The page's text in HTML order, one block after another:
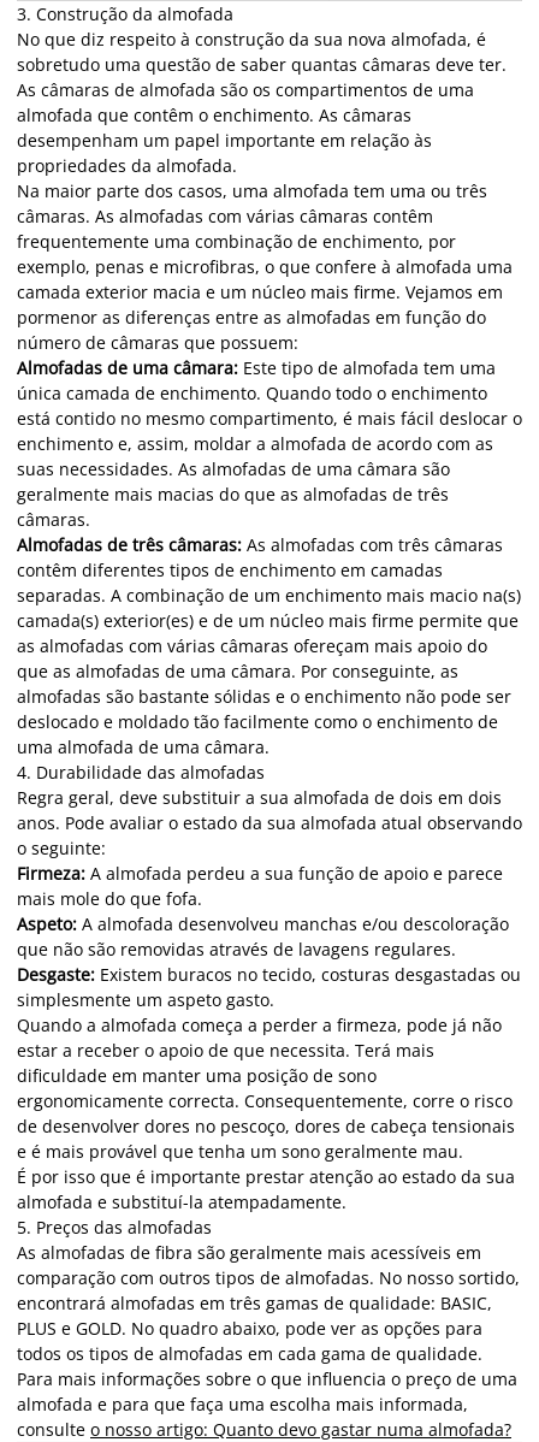
3. Construção da almofada
No que diz respeito à construção da sua nova almofada, é
sobretudo uma questão de saber quantas câmaras deve ter.
As câmaras de almofada são os compartimentos de uma
almofada que contêm o enchimento. As câmaras
desempenham um papel importante em relação às
propriedades da almofada.
Na maior parte dos casos, uma almofada tem uma ou três
câmaras. As almofadas com várias câmaras contêm
frequentemente uma combinação de enchimento, por
exemplo, penas e microfibras, o que confere à almofada uma
camada exterior macia e um núcleo mais firme. Vejamos em
pormenor as diferenças entre as almofadas em função do
número de câmaras que possuem:
Almofadas de uma câmara: Este tipo de almofada tem uma
única camada de enchimento. Quando todo o enchimento
está contido no mesmo compartimento, é mais fácil deslocar o
enchimento e, assim, moldar a almofada de acordo com as
suas necessidades. As almofadas de uma câmara são
geralmente mais macias do que as almofadas de três
câmaras.
Almofadas de três câmaras: As almofadas com três câmaras
contêm diferentes tipos de enchimento em camadas
separadas. A combinação de um enchimento mais macio na(s)
camada(s) exterior(es) e de um núcleo mais firme permite que
as almofadas com várias câmaras ofereçam mais apoio do
que as almofadas de uma câmara. Por conseguinte, as
almofadas são bastante sólidas e o enchimento não pode ser
deslocado e moldado tão facilmente como o enchimento de
uma almofada de uma câmara.
4. Durabilidade das almofadas
Regra geral, deve substituir a sua almofada de dois em dois
anos. Pode avaliar o estado da sua almofada atual observando
o seguinte:
Firmeza: A almofada perdeu a sua função de apoio e parece
mais mole do que fofa.
Aspeto: A almofada desenvolveu manchas e/ou descoloração
que não são removidas através de lavagens regulares.
Desgaste: Existem buracos no tecido, costuras desgastadas ou
simplesmente um aspeto gasto.
Quando a almofada começa a perder a firmeza, pode já não
estar a receber o apoio de que necessita. Terá mais
dificuldade em manter uma posição de sono
ergonomicamente correcta. Consequentemente, corre o risco
de desenvolver dores no pescoço, dores de cabeça tensionais
e é mais provável que tenha um sono geralmente mau.
É por isso que é importante prestar atenção ao estado da sua
almofada e substituí-la atempadamente.
5. Preços das almofadas
As almofadas de fibra são geralmente mais acessíveis em
comparação com outros tipos de almofadas. No nosso sortido,
encontrará almofadas em três gamas de qualidade: BASIC,
PLUS e GOLD. No quadro abaixo, pode ver as opções para
todos os tipos de almofadas em cada gama de qualidade.
Para mais informações sobre o que influencia o preço de uma
almofada e para que faça uma escolha mais informada,
consulte o nosso artigo: Quanto devo gastar numa almofada?